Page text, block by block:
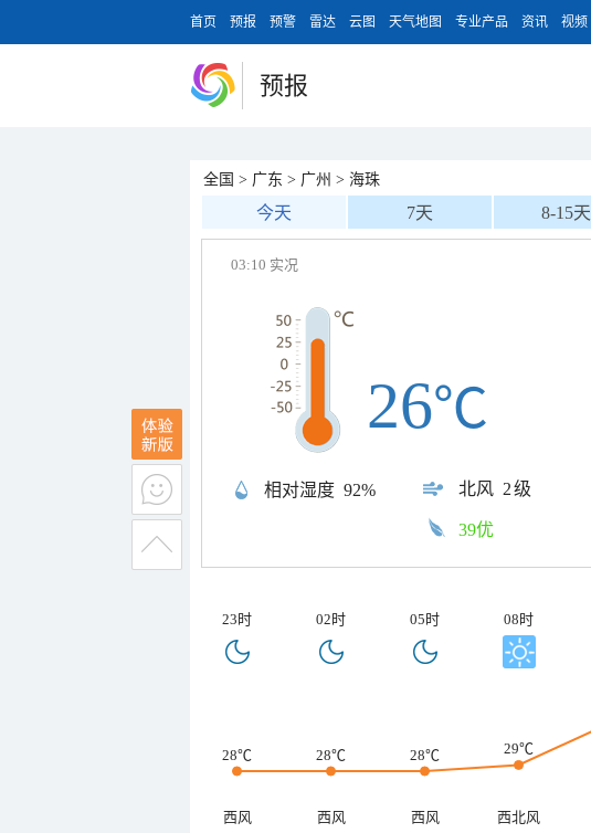
首页 预报 预警 雷达 云图 天气地图 专业产品 资讯 视频
预报
全国 > 广东 > 广州 > 海珠
今天 7天 8-15天
03:10 实况
相对湿度 92% 北风 2级
26℃
39优
23时 02时 05时 08时
28℃ 28℃ 28℃ 29℃
西风 西风 西风 西北风